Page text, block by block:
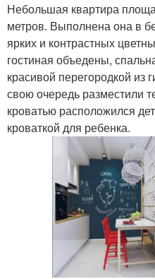
Небольшая квартира
метров. Выполнена она в
ярких и контрастных
гостиная объедены,
красивой перегородкой из
свою очередь разместили
кроватью расположился
кроваткой для ребенка.